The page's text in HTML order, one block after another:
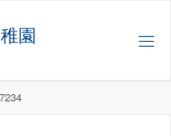
稚園